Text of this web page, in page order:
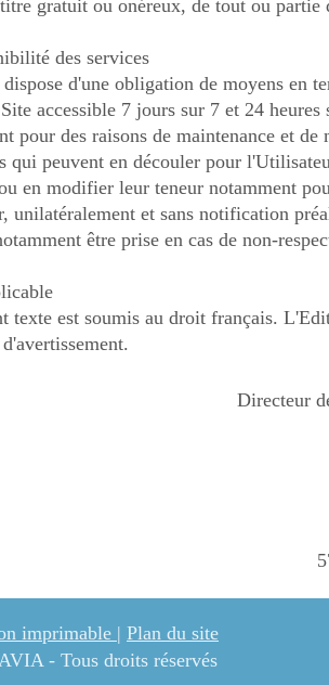
gratuit ou onéreux, de tout ou partie
des services
d'une obligation de moyens en
accessible 7 jours sur 7 et 24
pour des raisons de maintenance et
qui peuvent en découler pour
en modifier leur teneur notamment
unilatéralement et sans notification
être prise en cas de non-
texte est soumis au droit français.
Directeur
imprimable | Plan du site
- Tous droits réservés